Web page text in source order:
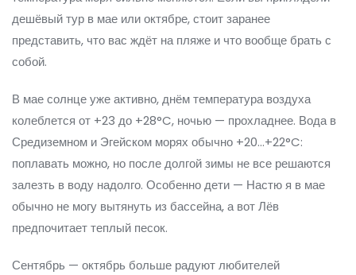
дешёвый тур в мае или октябре, стоит заранее
представить, что вас ждёт на пляже и что вообще брать с
собой.
В мае солнце уже активно, днём температура воздуха
колеблется от +23 до +28°C, ночью — прохладнее. Вода в
Средиземном и Эгейском морях обычно +20...+22°C:
поплавать можно, но после долгой зимы не все решаются
залезть в воду надолго. Особенно дети — Настю я в мае
обычно не могу вытянуть из бассейна, а вот Лёв
предпочитает теплый песок.
Сентябрь — октябрь больше радуют любителей